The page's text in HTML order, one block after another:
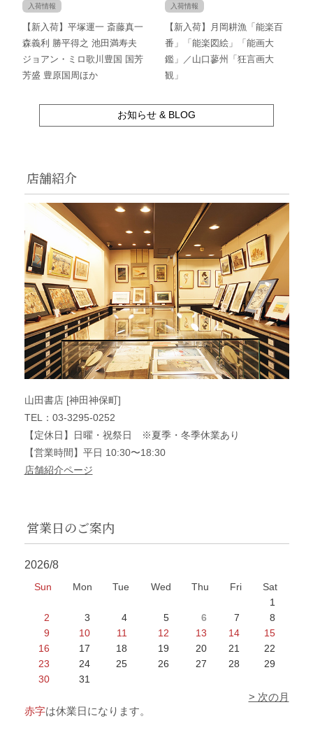
入荷情報
【新入荷】平塚運一 斎藤真一
森義利 勝平得之 池田満寿夫
ジョアン・ミロ歌川豊国 国芳
芳盛 豊原国周ほか
入荷情報
【新入荷】月岡耕漁「能楽百
番」「能楽図絵」「能画大
鑑」／山口蓼州「狂言画大
観」
お知らせ & BLOG
店舗紹介
山田書店 [神田神保町]
TEL：03-3295-0252
【定休日】日曜・祝祭日 ※夏季・冬季休業あり
【営業時間】平日 10:30〜18:30
店舗紹介ページ
営業日のご案内
2026/8
Sun Mon Tue Wed Thu Fri
Sat
1
2
3 4 5 6 7
8
9
10 11 12 13 14
15
16
17 18 19 20 21
22
23
24 25 26 27 28
29
30
31
> 次の月
赤字は休業日になります。